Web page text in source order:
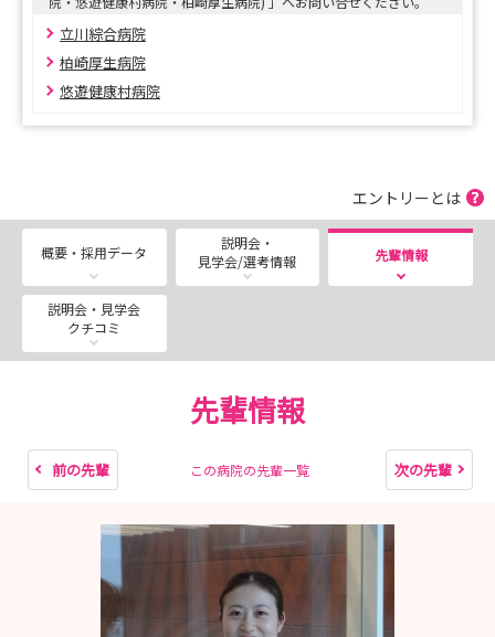
＜2027年卒の新卒看護師採用について＞
現在、追加募集を随時受け付けております♪
------------------------------------------------------------
------------
ンターンシップ・病院見学会の予約受付中★
■対象
2028年卒以降の看護学生
7～8月に開催！詳細は「説明会・見学会」タブをクリ
立川綜合病院
柏崎厚生病院
悠遊健康村病院
エントリーとは
概要・採用データ
説明会・
見学会/選考情報
先輩情報
説明会・見学会
クチコミ
先輩情報
前の先輩 この病院の先輩一覧 次の先輩